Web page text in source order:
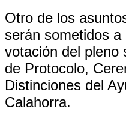
Otro de los
serán sometidos
votación del pleno
de Protocolo,
Distinciones del
Calahorra.